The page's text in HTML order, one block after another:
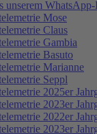
unserem
Mose
Claus
Gambia
Basuto
Marianne
Seppl
2025er
2023er
2022er
2023er